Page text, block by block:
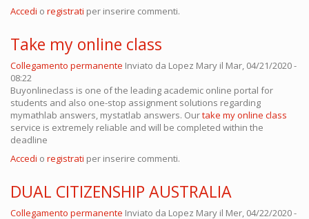
Accedi o registrati per inserire commenti.
Take my online class
Collegamento permanente Inviato da Lopez Mary il Mar, 04/21/2020 -
08:22
Buyonlineclass is one of the leading academic online portal for
students and also one-stop assignment solutions regarding
mymathlab answers, mystatlab answers. Ourtake my online class
service is extremely reliable and will be completed within the
deadline
Accedi o registrati per inserire commenti.
DUAL CITIZENSHIP AUSTRALIA
Collegamento permanente Inviato da Lopez Mary il Mer, 04/22/2020 -